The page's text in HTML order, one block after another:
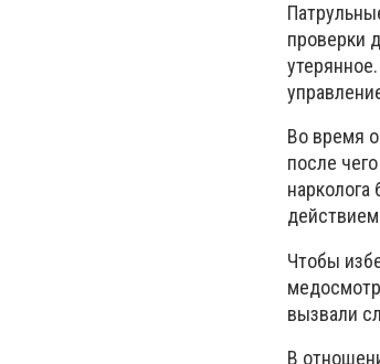
проверки
Во время
после
нарколога
Чтобы
вызвали
В